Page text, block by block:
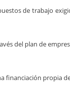
de trabajo
del plan de
financiación propia